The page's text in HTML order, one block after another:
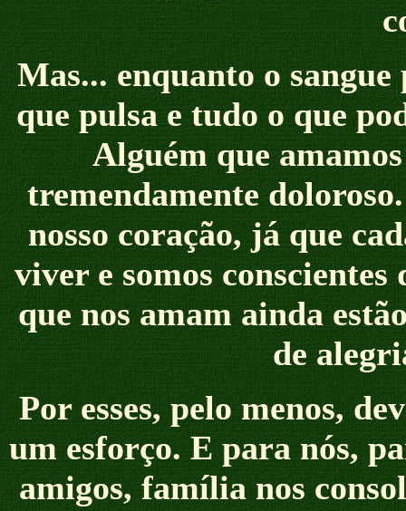
Mas... enquanto o
que pulsa e tudo o que
Alguém que
tremendamente
nosso coração, já que
viver e somos
que nos amam ainda
de
Por esses, pelo menos,
um esforço. E para nós,
amigos, família nos